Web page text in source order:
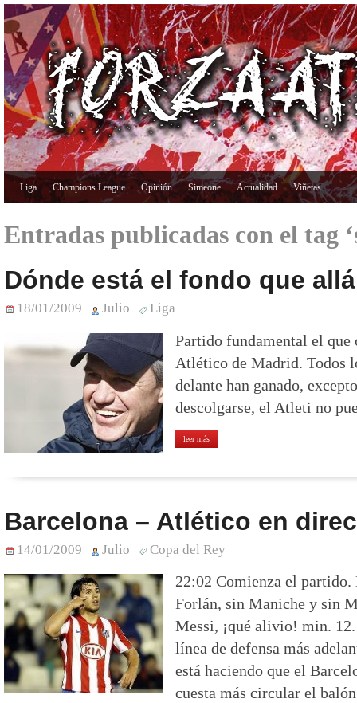
Liga Champions League Opinión Simeone Actualidad Viñetas
Entradas publicadas con el tag
Dónde está el fondo que
18/01/2009 Julio Liga
Partido fundamental el que
Atlético de Madrid. Todos
delante han ganado,
descolgarse, el Atleti no
leer más
Barcelona – Atlético en
14/01/2009 Julio Copa del Rey
22:02 Comienza el
Forlán, sin Maniche y sin
Messi, ¡qué alivio! min.
línea de defensa más
está haciendo que el
cuesta más circular el